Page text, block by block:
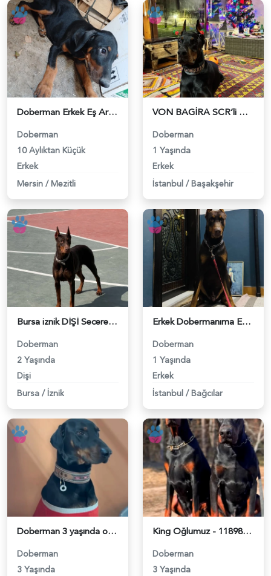
Doberman Erkek Eş Arıyoruz - 118984527
Doberman
10 Aylıktan Küçük
Erkek
Mersin / Mezitli
VON BAGİRA SCR’li OĞLUMA EŞ ARIYORUM - 118984278
Doberman
1 Yaşında
Erkek
İstanbul / Başakşehir
Bursa iznik DİŞİ Secereli doberman - 118983725
Doberman
2 Yaşında
Dişi
Bursa / İznik
Erkek Dobermanıma Eş Arıyorum - 118982599
Doberman
1 Yaşında
Erkek
İstanbul / Bağcılar
Doberman 3 yaşında oğlumuza eş arıyoruz - 118982185
Doberman
3 Yaşında
King Oğlumuz - 118981930
Doberman
3 Yaşında